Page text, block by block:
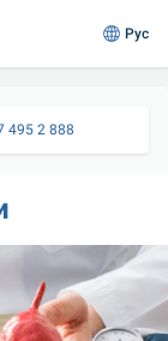
Рус
495 2 888